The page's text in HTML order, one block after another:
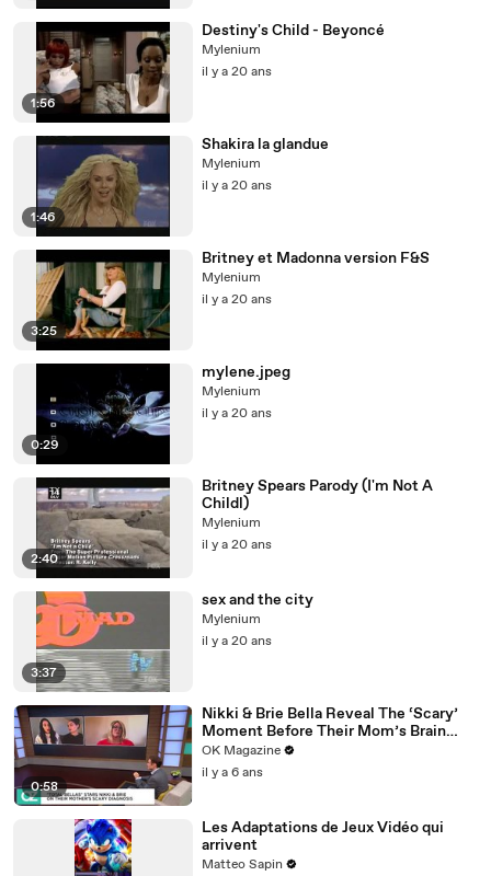
1:56
Destiny's Child - Beyoncé
Mylenium
il y a 20 ans
1:46
Shakira la glandue
Mylenium
il y a 20 ans
3:25
Britney et Madonna version F&S
Mylenium
il y a 20 ans
0:29
mylene.jpeg
Mylenium
il y a 20 ans
2:40
Britney Spears Parody (I'm Not A
Childl)
Mylenium
il y a 20 ans
3:37
sex and the city
Mylenium
il y a 20 ans
0:58
Nikki & Brie Bella Reveal The ‘Scary’
Moment Before Their Mom’s Brain
Surgery: Watch
OK Magazine
il y a 6 ans
Les Adaptations de Jeux Vidéo qui
arrivent
Matteo Sapin